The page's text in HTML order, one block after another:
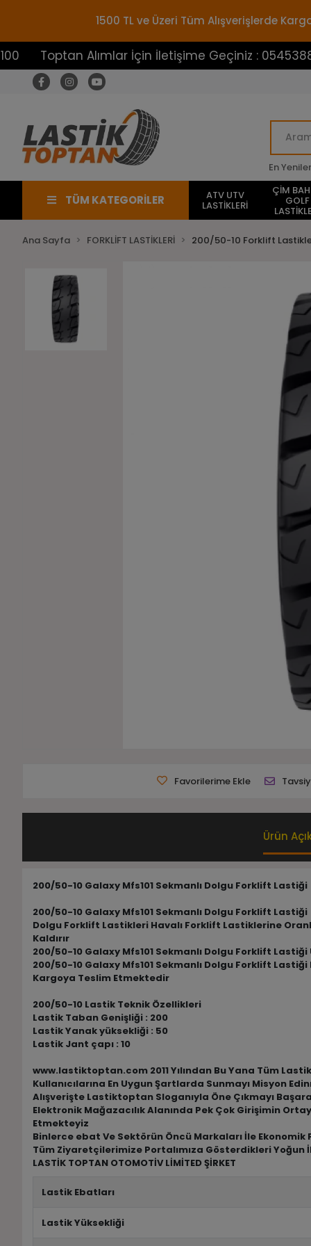
1500 TL ve Üzeri Tüm Alışverişlerde
Alımlar İçin İletişime Geçiniz : 05453883100
En Yeniler
TÜM KATEGORİLER ATV UTV
LASTİKLERİ
ÇİM
GOLF
Ana Sayfa FORKLİFT LASTİKLERİ 200/50-10 Forklift
Favorilerime Ekle
Ürün
200/50-10 Galaxy Mfs101 Sekmanlı Dolgu Forklift Lastiği
200/50-10 Galaxy Mfs101 Sekmanlı Dolgu Forklift Lastiği
Dolgu Forklift Lastikleri Havalı Forklift Lastiklerine
Kaldırır
200/50-10 Galaxy Mfs101 Sekmanlı Dolgu Forklift
200/50-10 Galaxy Mfs101 Sekmanlı Dolgu Forklift
Kargoya Teslim Etmektedir
200/50-10 Lastik Teknik Özellikleri
Lastik Taban Genişliği : 200
Lastik Yanak yüksekliği : 50
Lastik Jant çapı : 10
www.lastiktoptan.com 2011 Yılından Bu Yana Tüm
Kullanıcılarına En Uygun Şartlarda Sunmayı Misyon
Alışverişte Lastiktoptan Sloganıyla Öne Çıkmayı
Elektronik Mağazacılık Alanında Pek Çok Girişimin
Etmekteyiz
Binlerce ebat Ve Sektörün Öncü Markaları İle
Tüm Ziyaretçilerimize Portalımıza Gösterdikleri Yoğun
LASTİK TOPTAN OTOMOTİV LİMİTED ŞİRKET
Lastik Ebatları
Lastik Yüksekliği